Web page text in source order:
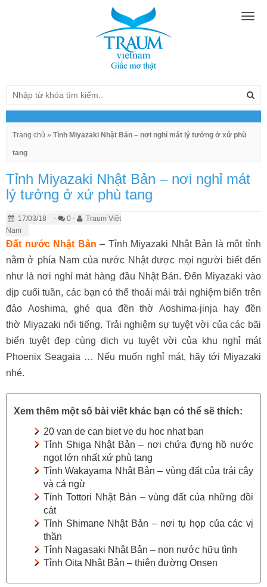
Trang chủ » Tỉnh Miyazaki Nhật Bản – nơi nghỉ mát lý tưởng ở xứ phù
tang
Tỉnh Miyazaki Nhật Bản – nơi nghỉ mát
lý tưởng ở xứ phù tang
17/03/18 - 0 -
Traum Việt
Nam
Đất nước Nhật Bản – Tỉnh Miyazaki Nhật Bản là một tỉnh
nằm ở phía Nam của nước Nhật được mọi người biết đến
như là nơi nghỉ mát hàng đầu Nhật Bản. Đến Miyazaki vào
dịp cuối tuần, các bạn có thể thoải mái trải nghiệm biển trên
đảo Aoshima, ghé qua đền thờ Aoshima-jinja hay đền
thờ Miyazaki nổi tiếng. Trải nghiệm sự tuyệt vời của các bãi
biển tuyệt đẹp cùng dịch vụ tuyệt vời của khu nghỉ mát
Phoenix Seagaia … Nếu muốn nghỉ mát, hãy tới Miyazaki
nhé.
Xem thêm một số bài viết khác bạn có thể sẽ thích:
20 van de can biet ve du hoc nhat ban
Tỉnh Shiga Nhật Bản – nơi chứa đựng hồ nước
ngọt lớn nhất xứ phù tang
Tỉnh Wakayama Nhật Bản – vùng đất của trái cây
và cá ngừ
Tỉnh Tottori Nhật Bản – vùng đất của những đồi
cát
Tỉnh Shimane Nhật Bản – nơi tụ họp của các vị
thần
Tỉnh Nagasaki Nhật Bản – non nước hữu tình
Tỉnh Oita Nhật Bản – thiên đường Onsen